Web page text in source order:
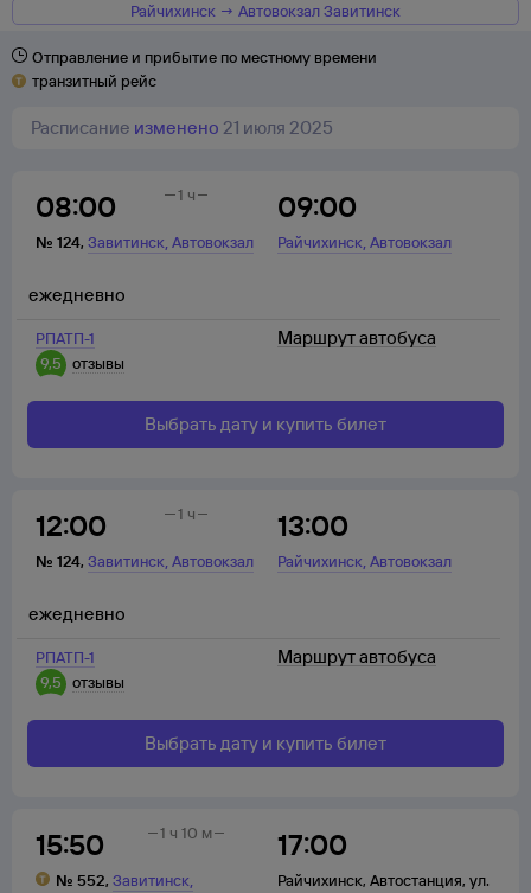
Райчихинск → Автовокзал Завитинск
Отправление и прибытие по местному времени
транзитный рейс
Расписание изменено 21 июля 2025
08:00
№ 124, Завитинск,Автовокзал
09:00
Райчихинск,Автовокзал
1 ч
РПАТП-1
9,5
отзывы
ежедневно
Маршрут автобуса
Выбрать дату и купить билет
12:00
№ 124, Завитинск,Автовокзал
13:00
Райчихинск,Автовокзал
1 ч
РПАТП-1
9,5
отзывы
ежедневно
Маршрут автобуса
Выбрать дату и купить билет
15:50
№ 552, Завитинск,
17:00
Райчихинск, Автостанция, ул.
1 ч 10 м